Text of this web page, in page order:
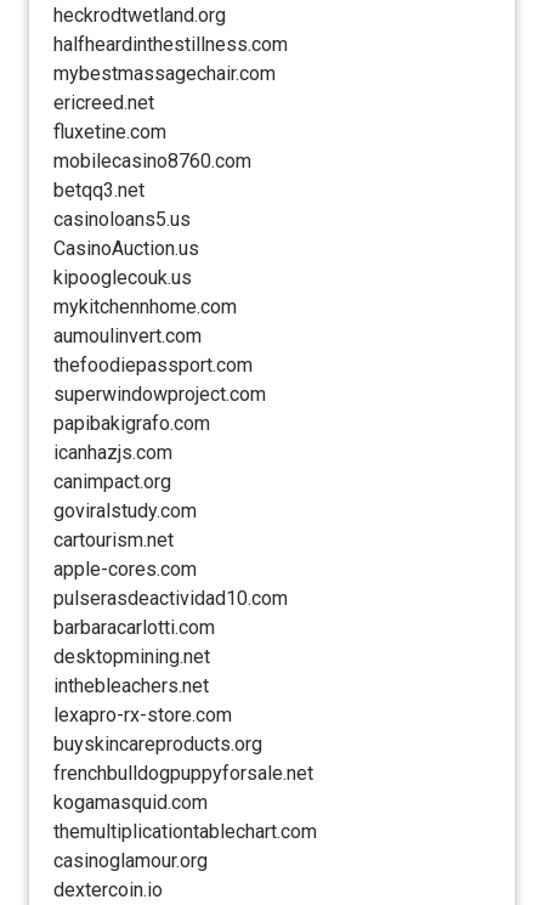
heckrodtwetland.org
halfheardinthestillness.com
mybestmassagechair.com
ericreed.net
fluxetine.com
mobilecasino8760.com
betqq3.net
casinoloans5.us
CasinoAuction.us
kipooglecouk.us
mykitchennhome.com
aumoulinvert.com
thefoodiepassport.com
superwindowproject.com
papibakigrafo.com
icanhazjs.com
canimpact.org
goviralstudy.com
cartourism.net
apple-cores.com
pulserasdeactividad10.com
barbaracarlotti.com
desktopmining.net
inthebleachers.net
lexapro-rx-store.com
buyskincareproducts.org
frenchbulldogpuppyforsale.net
kogamasquid.com
themultiplicationtablechart.com
casinoglamour.org
dextercoin.io